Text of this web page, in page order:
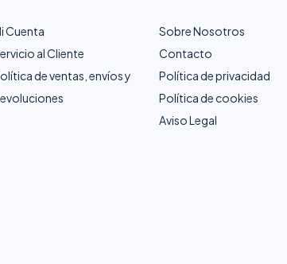
Cuenta
al Cliente
de ventas, envíos y
Sobre Nosotros
Contacto
Política de privacidad
Política de cookies
Aviso Legal